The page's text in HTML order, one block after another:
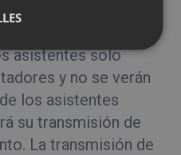
los
los asistentes al
asistentes solo
y no se verán
los asistentes
su transmisión de
La transmisión de